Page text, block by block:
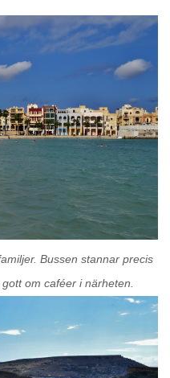
Bussen stannar precis
om caféer i närheten.